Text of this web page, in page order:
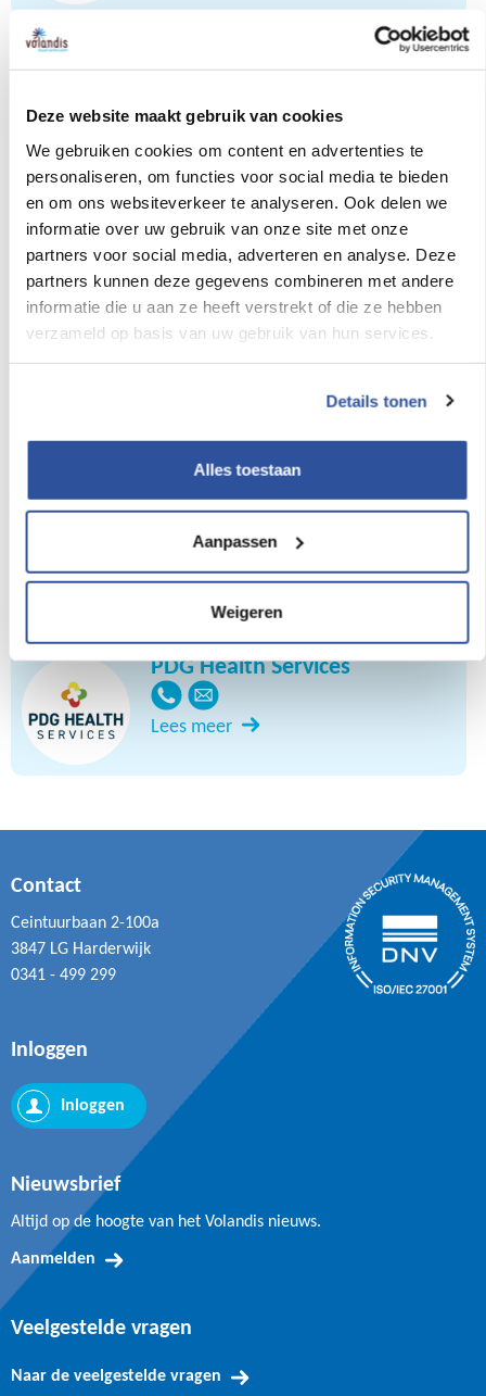
Deze website maakt gebruik van cookies
We gebruiken cookies om content en advertenties te
personaliseren, om functies voor social media te bieden
en om ons websiteverkeer te analyseren. Ook delen we
informatie over uw gebruik van onze site met onze
partners voor social media, adverteren en analyse. Deze
partners kunnen deze gegevens combineren met andere
informatie die u aan ze heeft verstrekt of die ze hebben
verzameld op basis van uw gebruik van hun services.
Details tonen
Alles toestaan
Aanpassen
Weigeren
Lees meer
Vitalr Bouw & Gezond
Lees meer
Samen Gezond Bouwen
Perspectief
Lees meer
PDG Health Services
Lees meer
Contact
Ceintuurbaan 2-100a
3847 LG Harderwijk
0341 - 499 299
Nieuwsbrief
Altijd op de hoogte van het Volandis nieuws.
Aanmelden
Veelgestelde vragen
Naar de veelgestelde vragen
Inloggen
Inloggen